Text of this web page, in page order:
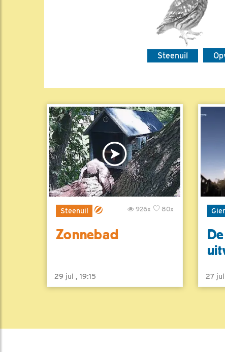
Steenuil
Steenuil 80x
926x
Zonnebad
29 jul , 19:15 27